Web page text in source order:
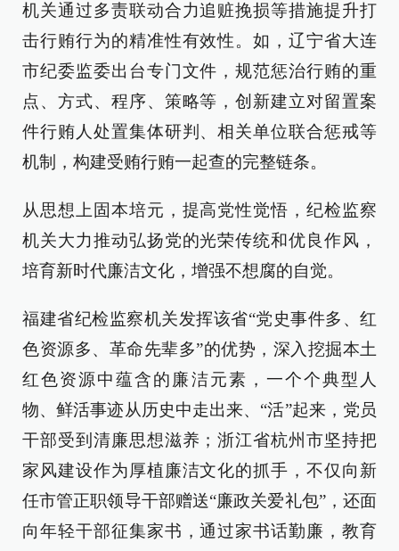
机关通过多责联动合力追赃挽损等措施提升打
击行贿行为的精准性有效性。如，辽宁省大连
市纪委监委出台专门文件，规范惩治行贿的重
点、方式、程序、策略等，创新建立对留置案
件行贿人处置集体研判、相关单位联合惩戒等
机制，构建受贿行贿一起查的完整链条。
从思想上固本培元，提高党性觉悟，纪检监察
机关大力推动弘扬党的光荣传统和优良作风，
培育新时代廉洁文化，增强不想腐的自觉。
福建省纪检监察机关发挥该省“党史事件多、红
色资源多、革命先辈多”的优势，深入挖掘本土
红色资源中蕴含的廉洁元素，一个个典型人
物、鲜活事迹从历史中走出来、“活”起来，党员
干部受到清廉思想滋养；浙江省杭州市坚持把
家风建设作为厚植廉洁文化的抓手，不仅向新
任市管正职领导干部赠送“廉政关爱礼包”，还面
向年轻干部征集家书，通过家书话勤廉，教育